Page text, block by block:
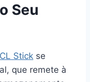
Seu
Stick se
que remete à